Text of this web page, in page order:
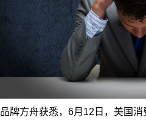
品牌方舟获悉，6月12日，美国